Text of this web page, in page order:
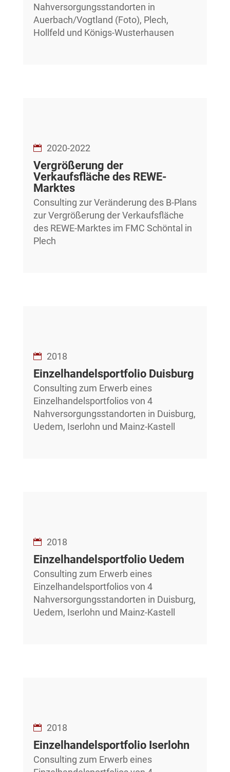
Nahversorgungsstandorten in
Auerbach/Vogtland (Foto), Plech,
Hollfeld und Königs-Wusterhausen
2020-2022
Vergrößerung der
Verkaufsfläche des REWE-
Marktes
Consulting zur Veränderung des B-Plans
zur Vergrößerung der Verkaufsfläche
des REWE-Marktes im FMC Schöntal in
Plech
2018
Einzelhandelsportfolio Duisburg
Consulting zum Erwerb eines
Einzelhandelsportfolios von 4
Nahversorgungsstandorten in Duisburg,
Uedem, Iserlohn und Mainz-Kastell
2018
Einzelhandelsportfolio Uedem
Consulting zum Erwerb eines
Einzelhandelsportfolios von 4
Nahversorgungsstandorten in Duisburg,
Uedem, Iserlohn und Mainz-Kastell
2018
Einzelhandelsportfolio Iserlohn
Consulting zum Erwerb eines